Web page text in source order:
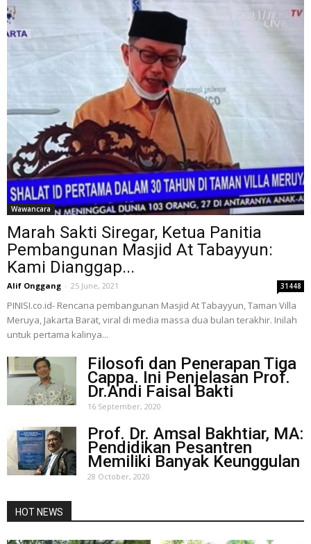
Wawancara
Marah Sakti Siregar, Ketua Panitia
Pembangunan Masjid At Tabayyun:
Kami Dianggap...
Alif Onggang - 25 June, 2021 31448
PINISI.co.id- Rencana pembangunan Masjid At Tabayyun, Taman Villa
Meruya, Jakarta Barat, viral di media massa dua bulan terakhir. Inilah
untuk pertama kalinya...
Filosofi dan Penerapan Tiga
Cappa. Ini Penjelasan Prof.
Dr.Andi Faisal Bakti
16 September, 2020
Prof. Dr. Amsal Bakhtiar, MA:
Pendidikan Pesantren
Memiliki Banyak Keunggulan
28 October, 2020
HOT NEWS